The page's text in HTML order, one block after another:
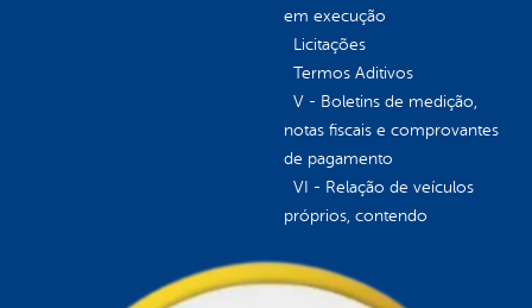
em execução
Licitações
Termos Aditivos
V - Boletins de medição,
notas fiscais e comprovantes
de pagamento
VI - Relação de veículos
próprios, contendo